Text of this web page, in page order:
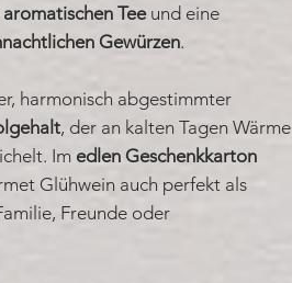
aromatischen Teeund eine
Gewürzen.
harmonisch abgestimmter
, der an kalten Tagen Wärme
Im edlen Geschenkkarton
Glühwein auch perfekt als
Freunde oder